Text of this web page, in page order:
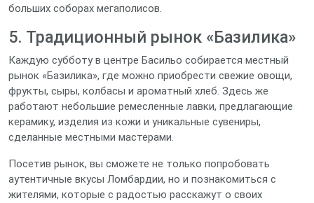
больших соборах мегаполисов.
5. Традиционный рынок «Базилика»
Каждую субботу в центре Басильо собирается местный
рынок «Базилика», где можно приобрести свежие овощи,
фрукты, сыры, колбасы и ароматный хлеб. Здесь же
работают небольшие ремесленные лавки, предлагающие
керамику, изделия из кожи и уникальные сувениры,
сделанные местными мастерами.
Посетив рынок, вы сможете не только попробовать
аутентичные вкусы Ломбардии, но и познакомиться с
жителями, которые с радостью расскажут о своих